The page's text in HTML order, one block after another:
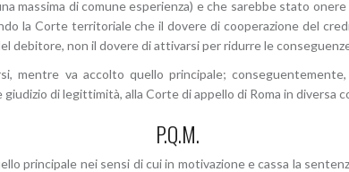
massima di comune esperienza) e che sarebbe stato
la Corte territoriale che il dovere di cooperazione del
debitore, non il dovere di attivarsi per ridurre le
mentre va accolto quello principale;
di legittimità, alla Corte di appello di Roma in diversa
P.Q.M.
principale nei sensi di cui in motivazione e cassa la